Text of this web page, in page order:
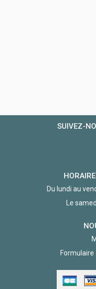
SUIVEZ-
Du lundi au
Le